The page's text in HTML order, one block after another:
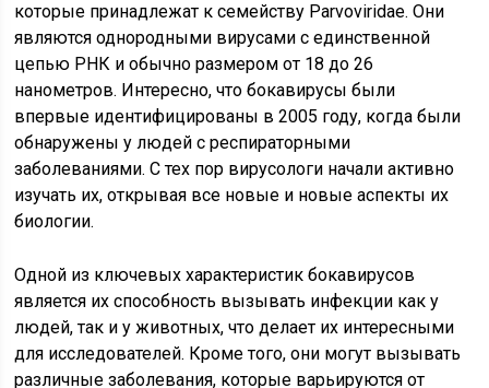
которые принадлежат к семейству Parvoviridae. Они
являются однородными вирусами с единственной
цепью РНК и обычно размером от 18 до 26
нанометров. Интересно, что бокавирусы были
впервые идентифицированы в 2005 году, когда были
обнаружены у людей с респираторными
заболеваниями. С тех пор вирусологи начали активно
изучать их, открывая все новые и новые аспекты их
биологии.
Одной из ключевых характеристик бокавирусов
является их способность вызывать инфекции как у
людей, так и у животных, что делает их интересными
для исследователей. Кроме того, они могут вызывать
различные заболевания, которые варьируются от